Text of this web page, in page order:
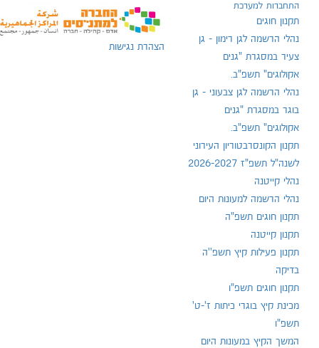
התחברות למערכת
תקנון חוגים
נהלי הרשמה לגן רימון - גן
צעיר במסגרת "גנים
אקולוגים" תשפ"ב.
נהלי הרשמה לגן צבעוני - גן
בוגר במסגרת "גנים
אקולוגים" תשפ"ב.
תקנון הקונסרבטוריון העירוני
לשנה"ל תשפ"ז 2026-2027
נהלי קייטנה
נהלי הרשמה למעונות היום
תקנון חוגים תשפ"ה
תקנון קייטנה
תקנון פעילות קיץ תשפ''ה
בדיקה
תקנון חוגים תשפ"ו
מכינת קיץ בוגרי כיתות ז'-ט'
תשפ"ו
המשך הקיץ במעונות היום
הצהרת נגישות